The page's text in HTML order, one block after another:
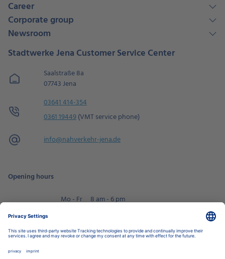
Career
Corporate group
Newsroom
Stadtwerke Jena Customer Service Center
Saalstraße 8a
07743 Jena
03641 414-354
0361 19449(VMT service phone)
info@nahverkehr-jena.de
Opening hours
Mo - Fr
8 am - 6 pm
Book an appointment